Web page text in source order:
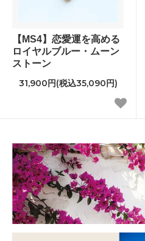
【MS4】恋愛運を高める
ロイヤルブルー・ムーン
ストーン
31,900円(税込35,090円)